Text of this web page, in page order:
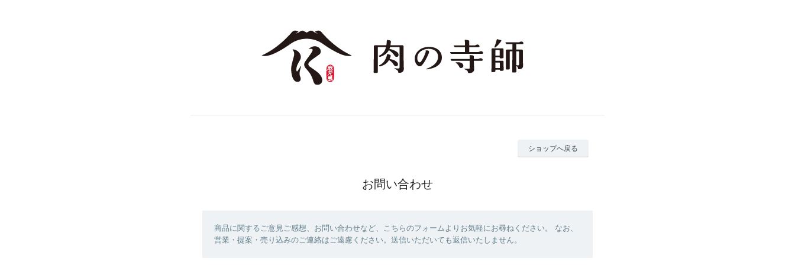
ショップへ戻る
お問い合わせ
商品に関するご意見ご感想、お問い合わせなど、こちらのフォームよりお気軽にお尋ねください。 なお、
営業・提案・売り込みのご連絡はご遠慮ください。送信いただいても返信いたしません。